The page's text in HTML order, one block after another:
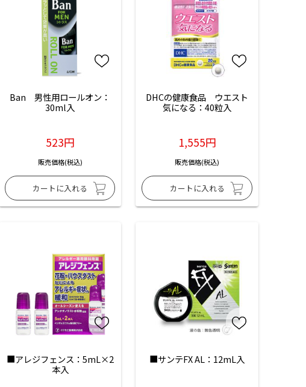
Ban　男性用ロールオン：
30ml入
523円
販売価格(税込)
DHCの健康食品　ウエスト
気になる：40粒入
1,555円
販売価格(税込)
■アレジフェンス：5mL×2
本入
■サンテFX AL：12mL入